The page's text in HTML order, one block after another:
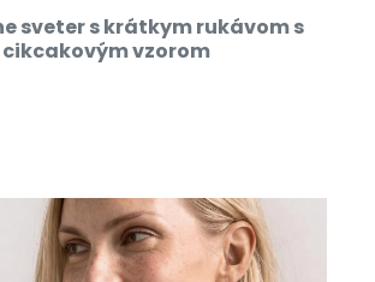
sveter s krátkym rukávom s
cikcakovým vzorom